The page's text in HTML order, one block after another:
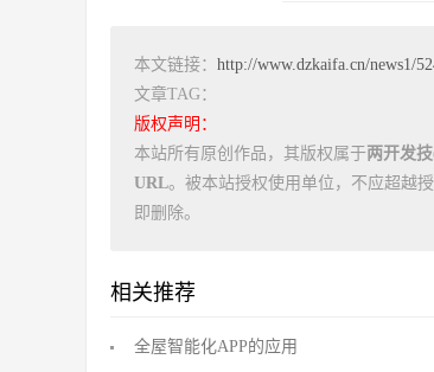
本文链接： http://www.dzkaifa.cn/news1/
文章TAG：
版权声明：
本站所有原创作品，其版权属于两开发
URL。被本站授权使用单位，不应超越
即删除。
相关推荐
全屋智能化APP的应用